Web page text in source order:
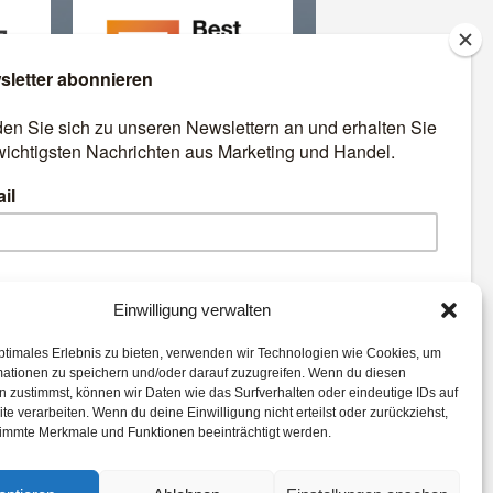
Einwilligung verwalten
Erlebnis zu bieten, verwenden wir Technologien wie Cookies, um
zu speichern und/oder darauf zuzugreifen. Wenn du diesen
zustimmst, können wir Daten wie das Surfverhalten oder eindeutige IDs auf
verarbeiten. Wenn du deine Einwilligung nicht erteilst oder zurückziehst,
Merkmale und Funktionen beeinträchtigt werden.
Best Retail Cases: Die
besten Lösungen für Händler
Best Retail Cases
Digital Studie
Payment
Advertising
Commerce